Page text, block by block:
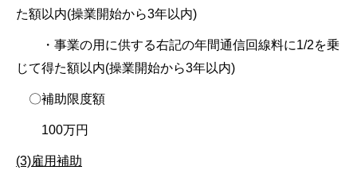
た額以内(操業開始から3年以内)
・事業の用に供する右記の年間通信回線料に1/2を乗
じて得た額以内(操業開始から3年以内)
〇補助限度額
100万円
(3)雇用補助